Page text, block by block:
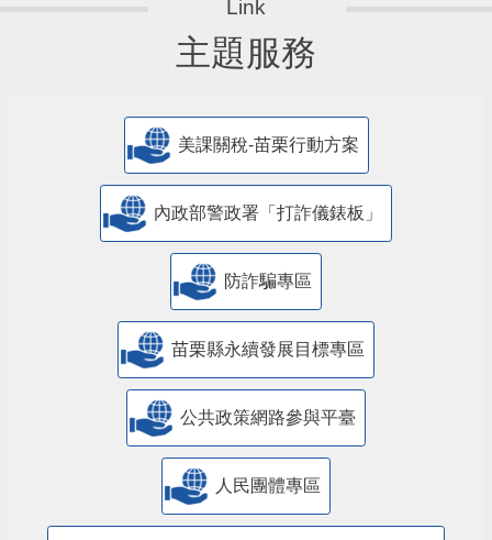
主題服務
美課關稅-苗栗行動方案
內政部警政署「打詐儀錶板」
防詐騙專區
苗栗縣永續發展目標專區
公共政策網路參與平臺
人民團體專區